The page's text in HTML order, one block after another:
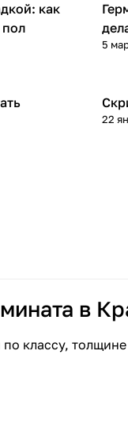
как
пол
5
22
в
классу,